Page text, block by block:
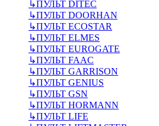
↳ПУЛЬТ DITEC
↳ПУЛЬТ DOORHAN
↳ПУЛЬТ ECOSTAR
↳ПУЛЬТ ELMES
↳ПУЛЬТ EUROGATE
↳ПУЛЬТ FAAC
↳ПУЛЬТ GARRISON
↳ПУЛЬТ GENIUS
↳ПУЛЬТ GSN
↳ПУЛЬТ HORMANN
↳ПУЛЬТ LIFE